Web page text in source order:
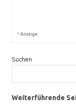
* Anzeige
Suchen
Weiterführende